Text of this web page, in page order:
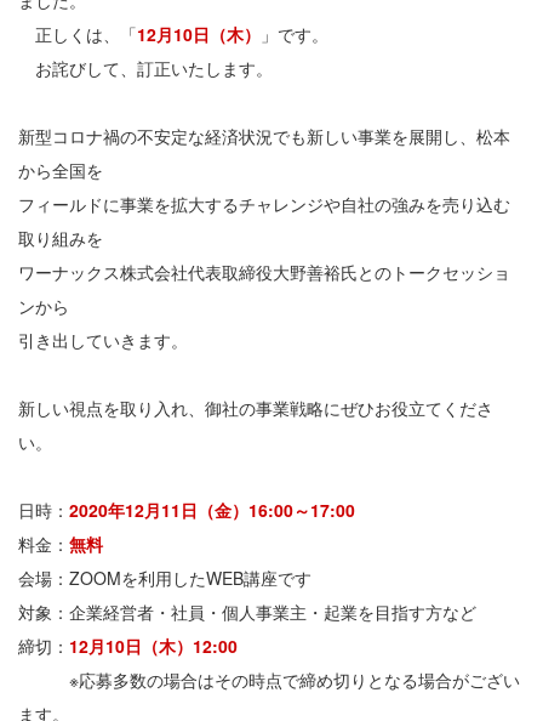
正しくは、「12月10日（木）
」です。
お詫びして、訂正いたします。
新型コロナ禍の不安定な経済状況でも新しい事業を展開し、松本
から全国を
フィールドに事業を拡大するチャレンジや自社の強みを売り込む
取り組みを
ワーナックス株式会社代表取締役大野善裕氏とのトークセッショ
ンから
引き出していきます。
新しい視点を取り入れ、御社の事業戦略にぜひお役立てくださ
い。
日時： 2020年12月11日（金）16:00～17:00
料金： 無料
会場：ZOOMを利用したWEB講座です
対象：企業経営者・社員・個人事業主・起業を目指す方など
締切： 12月10日（木）12:00
※応募多数の場合はその時点で締め切りとなる場合がござい
ます。